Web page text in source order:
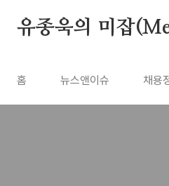
유종욱의 미잡
홈 뉴스앤이슈 채용